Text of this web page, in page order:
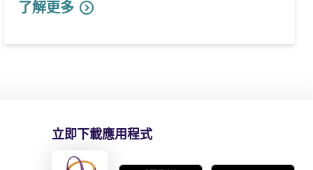
了解更多
立即下載應用程式